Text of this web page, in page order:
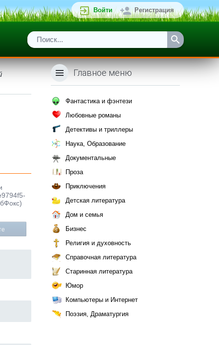
Войти Регистрация
Главное меню
Фантастика и фэнтези
Любовные романы
Детективы и триллеры
Наука, Образование
Документальные
Проза
Приключения
Детская литература
Дом и семья
Бизнес
Религия и духовность
Справочная литература
Старинная литература
Юмор
Компьютеры и Интернет
Поэзия, Драматургия